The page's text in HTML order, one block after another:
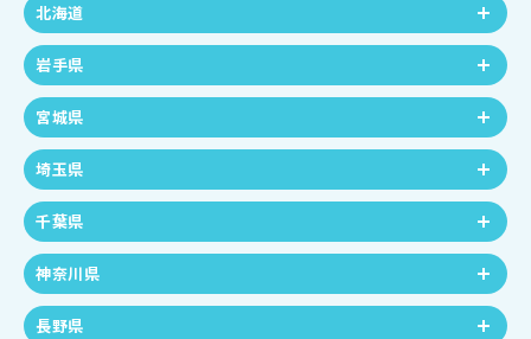
北海道
岩手県
宮城県
埼玉県
千葉県
神奈川県
長野県